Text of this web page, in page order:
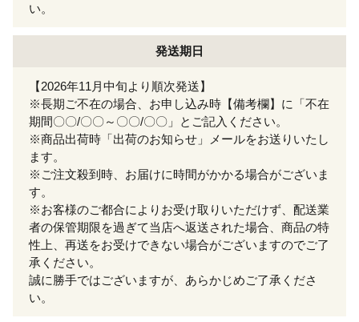
い。
発送期日
【2026年11月中旬より順次発送】
※長期ご不在の場合、お申し込み時【備考欄】に「不在
期間〇〇/〇〇～〇〇/〇〇」とご記入ください。
※商品出荷時「出荷のお知らせ」メールをお送りいたし
ます。
※ご注文殺到時、お届けに時間がかかる場合がございま
す。
※お客様のご都合によりお受け取りいただけず、配送業
者の保管期限を過ぎて当店へ返送された場合、商品の特
性上、再送をお受けできない場合がございますのでご了
承ください。
誠に勝手ではございますが、あらかじめご了承くださ
い。